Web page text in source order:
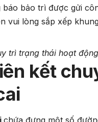
bảo trì được gửi
vui lòng sắp xếp
trì trạng thái hoạt
kết
chứa đựng một số